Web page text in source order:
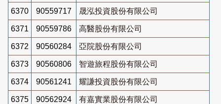
6370 90559717 晟泓投資股份有限公司
6371 90559786 高醫股份有限公司
6372 90560284 亞院股份有限公司
6373 90560806 智遊旅程股份有限公司
6374 90561241 耀謙投資股份有限公司
6375 90562924 有嘉實業股份有限公司